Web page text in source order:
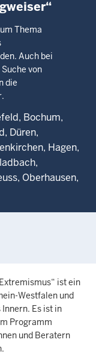
Thema
Auch bei
von
die
Bochum
Düren
Hagen
Oberhausen
ist ein
Westfalen und
Es ist in
Programm
und Beratern